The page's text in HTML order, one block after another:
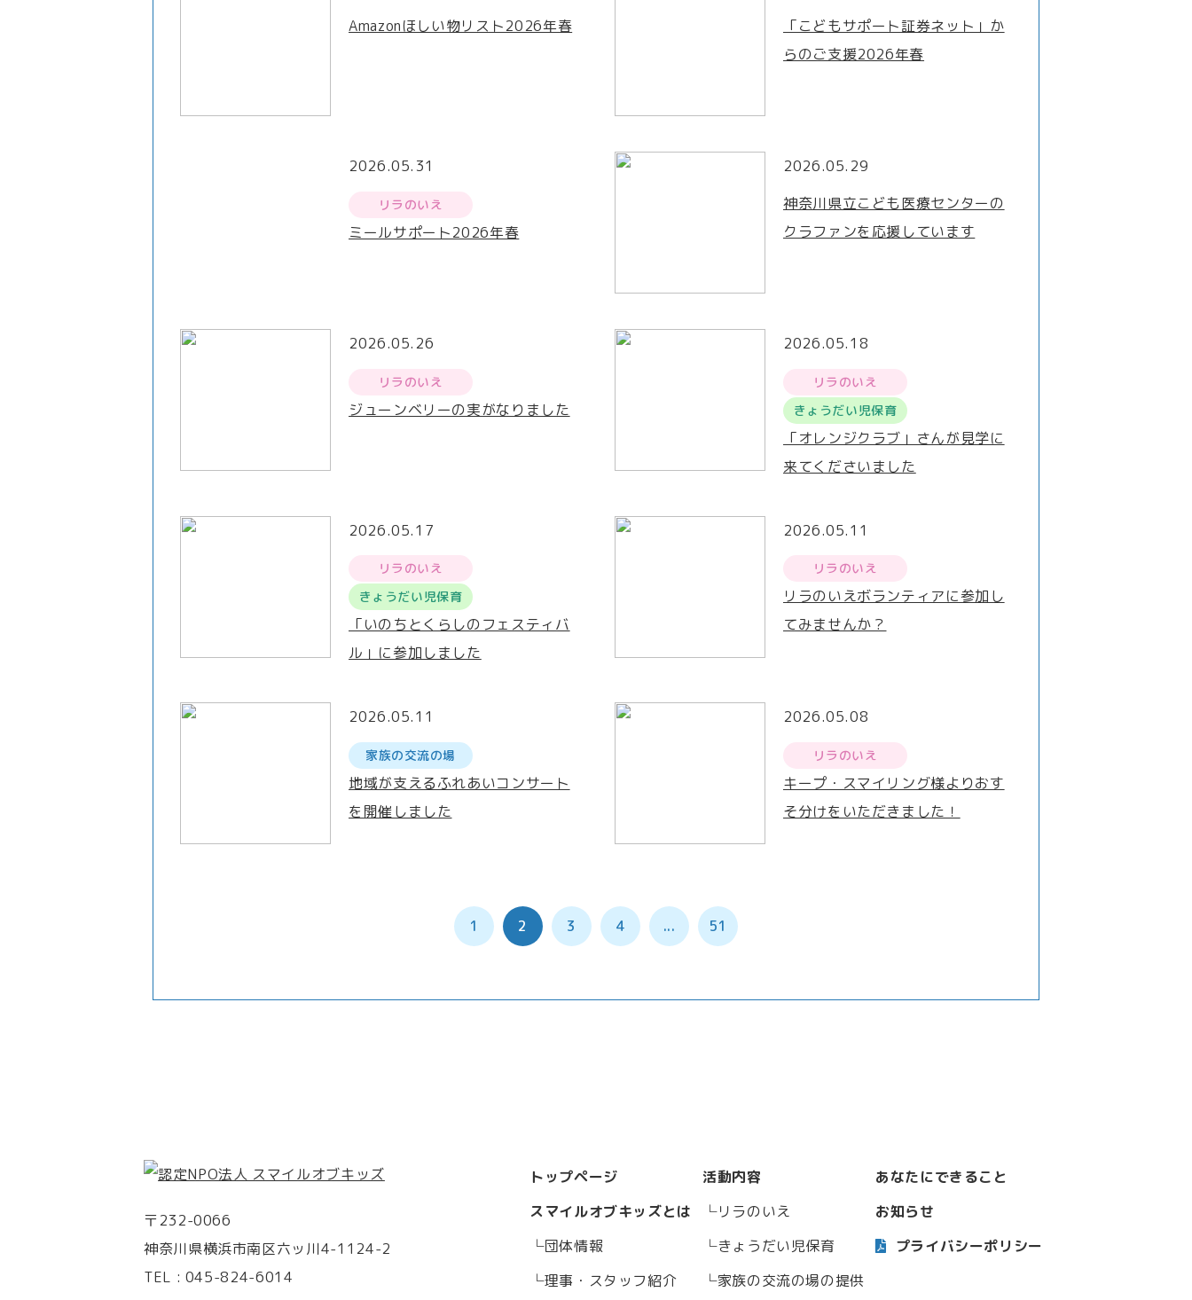
Amazonほしい物リスト2026年春
「こどもサポート証券ネット」か
らのご支援2026年春
2026.05.31
リラのいえ
ミールサポート2026年春
2026.05.29
神奈川県立こども医療センターの
クラファンを応援しています
2026.05.26
リラのいえ
ジューンベリーの実がなりました
2026.05.18
リラのいえ
きょうだい児保育
「オレンジクラブ」さんが見学に
来てくださいました
2026.05.17
リラのいえ
きょうだい児保育
「いのちとくらしのフェスティバ
ル」に参加しました
2026.05.11
リラのいえ
リラのいえボランティアに参加し
てみませんか？
2026.05.11
家族の交流の場
地域が支えるふれあいコンサート
を開催しました
2026.05.08
リラのいえ
キープ・スマイリング様よりおす
そ分けをいただきました！
1 2 3 4 ... 51
〒232-0066
神奈川県横浜市南区六ッ川4-1124-2
TEL : 045-824-6014
トップページ
スマイルオブキッズとは
団体情報
理事・スタッフ紹介
活動内容
リラのいえ
きょうだい児保育
家族の交流の場の提供
あなたにできること
お知らせ
プライバシーポリシー